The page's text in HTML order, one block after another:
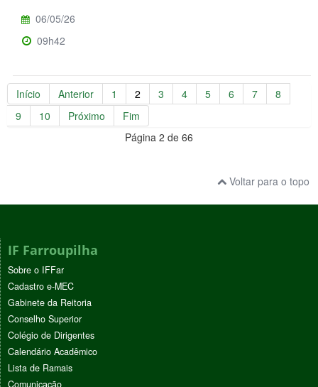
06/05/26
09h42
Início Anterior 1 2 3 4 5 6 7
8
9
10 Próximo
Fim
Página 2 de 66
Voltar para o topo
IF Farroupilha
Sobre o IFFar
Cadastro e-MEC
Gabinete da Reitoria
Conselho Superior
Colégio de Dirigentes
Calendário Acadêmico
Lista de Ramais
Comunicação